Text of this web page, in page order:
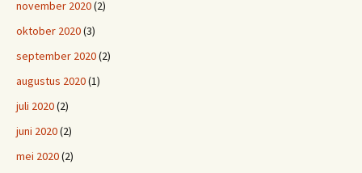
november 2020(2)
oktober 2020(3)
september 2020(2)
augustus 2020(1)
juli 2020(2)
juni 2020(2)
mei 2020(2)